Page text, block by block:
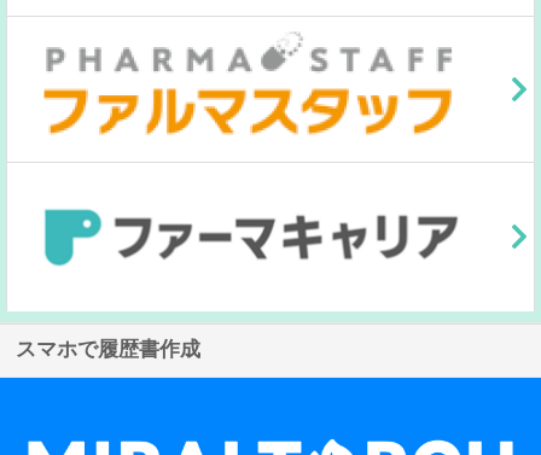
スマホで履歴書作成